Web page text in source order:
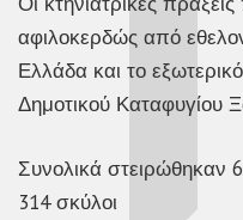
αφιλοκερδώς από
Ελλάδα και το
Δημοτικού Καταφυγίου
Συνολικά στειρώθηκαν
314 σκύλοι